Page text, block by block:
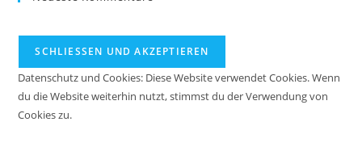
Datenschutz und Cookies: Diese Website verwendet Cookies. Wenn
du die Website weiterhin nutzt, stimmst du der Verwendung von
Cookies zu.